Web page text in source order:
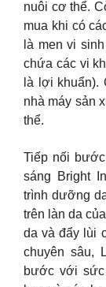
nuôi cơ thể.
mua khi có
là men vi
chứa các vi
là lợi khuẩn).
nhà máy sản
thể.
Tiếp nối
sáng Bright
trình dưỡng
trên làn da
da và đẩy lùi
chuyên sâu,
bước với sức